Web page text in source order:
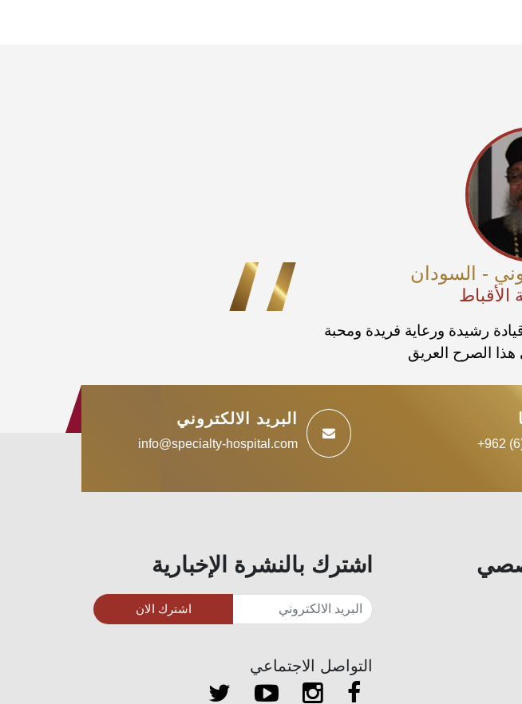
- السودان
الأقباط
رشيدة ورعاية فريدة ومحبة
هذا الصرح العريق
+962
البريد الالكتروني
info@specialty-hospital.com
اشترك بالنشرة الإخبارية
اشترك الان
التواصل الاجتماعي